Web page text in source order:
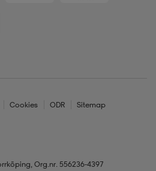
Cookies ODR Sitemap
Org.nr. 556236-4397